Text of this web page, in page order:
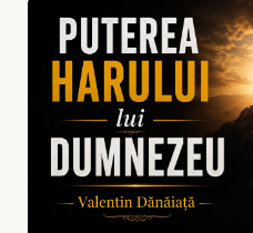
Dumnezeu privește
spirituale. El caută inima.
provoacă să te întrebi
Fericirea mea vine din
dintr-un decor religios bine
📖 Ce vei învăța din